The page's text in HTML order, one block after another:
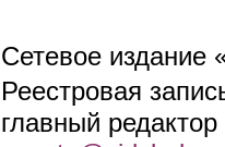
Сетевое издание
Реестровая
главный